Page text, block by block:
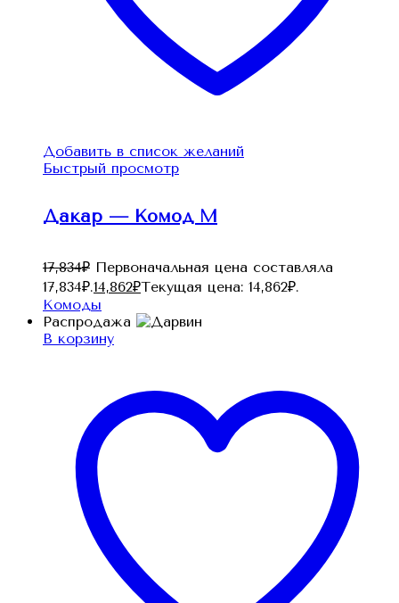
Добавить в список желаний
Быстрый просмотр
Дакар — Комод M
17,834₽ Первоначальная цена составляла
17,834₽.14,862₽Текущая цена: 14,862₽.
Комоды
Распродажа
В корзину